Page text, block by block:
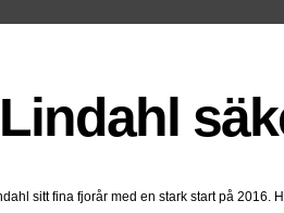
sitt fina fjorår med en stark start på